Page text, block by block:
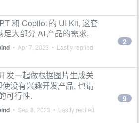
和 Copilot 的 UI Kit, 这套
足大部分 AI 产品的需求.
• Apr 7, 2023 • Lastly replied
2
发一起做根据图片生成关
没有兴趣开发产品, 也请
可行性.
• Sep 8, 2023 • Lastly replied
9